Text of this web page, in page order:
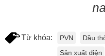
Từ khóa: PVN Dầu
Sản xuất điện